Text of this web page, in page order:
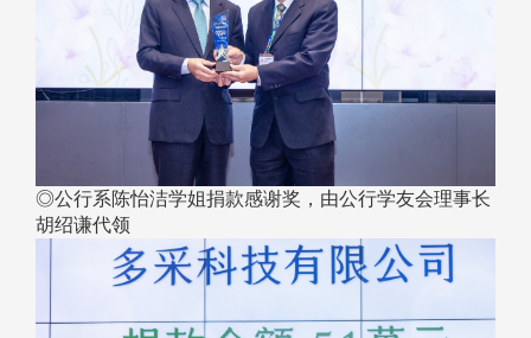
◎公行系陈怡洁学姐捐款感谢奖，由公行学友会理事长
胡绍谦代领